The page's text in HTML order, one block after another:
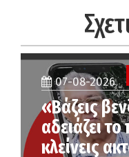
07-08-2026
«Βάζεις
αδειάζει
κλείνεις